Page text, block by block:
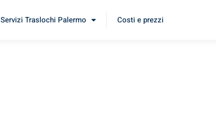
Servizi Traslochi Palermo Costi e prezzi